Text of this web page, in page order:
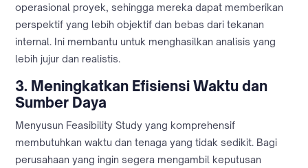
operasional proyek, sehingga mereka dapat memberikan
perspektif yang lebih objektif dan bebas dari tekanan
internal. Ini membantu untuk menghasilkan analisis yang
lebih jujur dan realistis.
3. Meningkatkan Efisiensi Waktu dan
Sumber Daya
Menyusun Feasibility Study yang komprehensif
membutuhkan waktu dan tenaga yang tidak sedikit. Bagi
perusahaan yang ingin segera mengambil keputusan